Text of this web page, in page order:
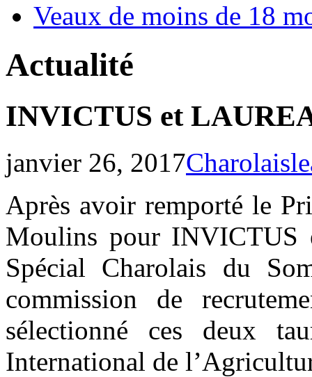
Veaux de moins de 18
Actualité
INVICTUS et
janvier 26, 2017
Après avoir remporté le
Moulins pour INVICTUS
Spécial Charolais du
commission de
sélectionné ces deux
International de